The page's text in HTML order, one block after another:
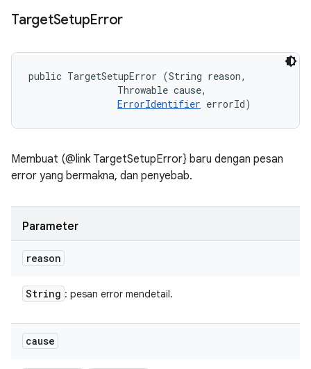
TargetSetupError
public TargetSetupError (String reason,
                Throwable cause,
ErrorIdentifier errorId)
Membuat (@link TargetSetupError} baru dengan pesan
error yang bermakna, dan penyebab.
Parameter
reason
String : pesan error mendetail.
cause